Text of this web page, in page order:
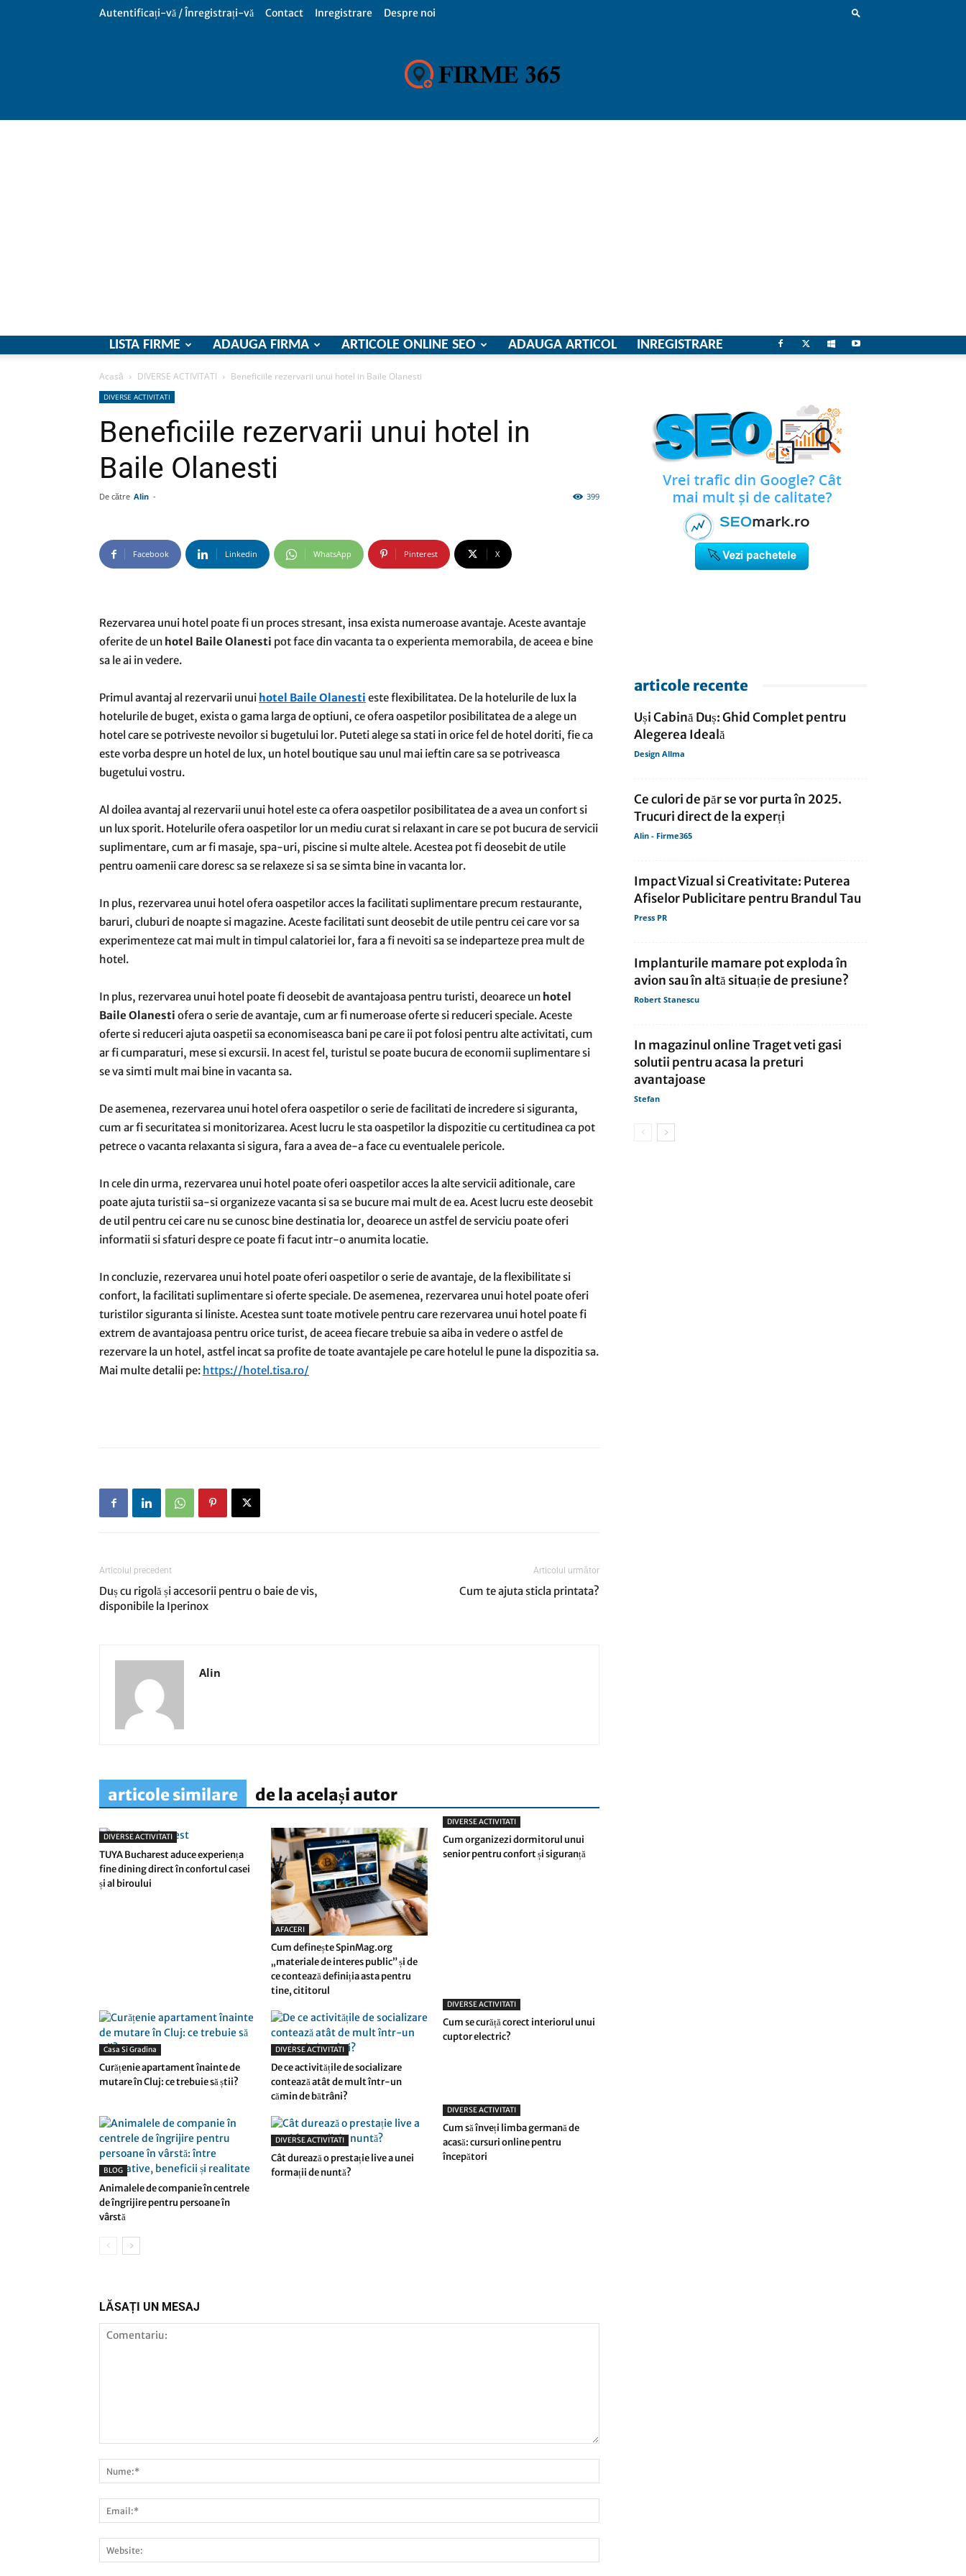
Autentificați-vă / Înregistrați-vă Contact Inregistrare Despre noi
de
LISTA FIRME ADAUGA FIRMA ARTICOLE ONLINE SEO ADAUGA ARTICOL INREGISTRARE
Acasă DIVERSE ACTIVITATI Beneficiile rezervarii unui hotel in Baile Olanesti
DIVERSE ACTIVITATI
Beneficiile rezervarii unui hotel in
Baile Olanesti
De către Alin - 399
Facebook Linkedin WhatsApp Pinterest X
Rezervarea unui hotel poate fi un proces stresant, insa exista numeroase avantaje. Aceste avantaje
oferite de un hotel Baile Olanesti pot face din vacanta ta o experienta memorabila, de aceea e bine
sa le ai in vedere.
Primul avantaj al rezervarii unui hotel Baile Olanesti este flexibilitatea. De la hotelurile de lux la
hotelurile de buget, exista o gama larga de optiuni, ce ofera oaspetilor posibilitatea de a alege un
hotel care se potriveste nevoilor si bugetului lor. Puteti alege sa stati in orice fel de hotel doriti, fie ca
este vorba despre un hotel de lux, un hotel boutique sau unul mai ieftin care sa se potriveasca
bugetului vostru.
Al doilea avantaj al rezervarii unui hotel este ca ofera oaspetilor posibilitatea de a avea un confort si
un lux sporit. Hotelurile ofera oaspetilor lor un mediu curat si relaxant in care se pot bucura de servicii
suplimentare, cum ar fi masaje, spa-uri, piscine si multe altele. Acestea pot fi deosebit de utile
pentru oamenii care doresc sa se relaxeze si sa se simta bine in vacanta lor.
In plus, rezervarea unui hotel ofera oaspetilor acces la facilitati suplimentare precum restaurante,
baruri, cluburi de noapte si magazine. Aceste facilitati sunt deosebit de utile pentru cei care vor sa
experimenteze cat mai mult in timpul calatoriei lor, fara a fi nevoiti sa se indeparteze prea mult de
hotel.
In plus, rezervarea unui hotel poate fi deosebit de avantajoasa pentru turisti, deoarece un hotel
Baile Olanesti ofera o serie de avantaje, cum ar fi numeroase oferte si reduceri speciale. Aceste
oferte si reduceri ajuta oaspetii sa economiseasca bani pe care ii pot folosi pentru alte activitati, cum
ar fi cumparaturi, mese si excursii. In acest fel, turistul se poate bucura de economii suplimentare si
se va simti mult mai bine in vacanta sa.
De asemenea, rezervarea unui hotel ofera oaspetilor o serie de facilitati de incredere si siguranta,
cum ar fi securitatea si monitorizarea. Acest lucru le sta oaspetilor la dispozitie cu certitudinea ca pot
petrece o vacanta relaxanta si sigura, fara a avea de-a face cu eventualele pericole.
In cele din urma, rezervarea unui hotel poate oferi oaspetilor acces la alte servicii aditionale, care
poate ajuta turistii sa-si organizeze vacanta si sa se bucure mai mult de ea. Acest lucru este deosebit
de util pentru cei care nu se cunosc bine destinatia lor, deoarece un astfel de serviciu poate oferi
informatii si sfaturi despre ce poate fi facut intr-o anumita locatie.
In concluzie, rezervarea unui hotel poate oferi oaspetilor o serie de avantaje, de la flexibilitate si
confort, la facilitati suplimentare si oferte speciale. De asemenea, rezervarea unui hotel poate oferi
turistilor siguranta si liniste. Acestea sunt toate motivele pentru care rezervarea unui hotel poate fi
extrem de avantajoasa pentru orice turist, de aceea fiecare trebuie sa aiba in vedere o astfel de
rezervare la un hotel, astfel incat sa profite de toate avantajele pe care hotelul le pune la dispozitia sa.
Mai multe detalii pe: https://hotel.tisa.ro/
Articolul precedent
Duș cu rigolă și accesorii pentru o baie de vis,
disponibile la Iperinox
Articolul următor
Cum te ajuta sticla printata?
Alin
articole similare de la același autor
DIVERSE ACTIVITATI
TUYA Bucharest aduce experiența
fine dining direct în confortul casei
și al biroului
AFACERI
Cum definește SpinMag.org
„materiale de interes public” și de
ce contează definiția asta pentru
tine, cititorul
DIVERSE ACTIVITATI
Cum organizezi dormitorul unui
senior pentru confort și siguranță
Casa Si Gradina
Curățenie apartament înainte de
mutare în Cluj: ce trebuie să știi?
DIVERSE ACTIVITATI
De ce activitățile de socializare
contează atât de mult într-un
cămin de bătrâni?
DIVERSE ACTIVITATI
Cum se curăță corect interiorul unui
cuptor electric?
BLOG
Animalele de companie în centrele
de îngrijire pentru persoane în
vârstă
DIVERSE ACTIVITATI
Cât durează o prestație live a unei
formații de nuntă?
DIVERSE ACTIVITATI
Cum să înveți limba germană de
acasă: cursuri online pentru
începători
LĂSAȚI UN MESAJ
articole recente
Uși Cabină Duș: Ghid Complet pentru
Alegerea Ideală
Design Allma
Ce culori de păr se vor purta în 2025.
Trucuri direct de la experți
Alin - Firme365
Impact Vizual si Creativitate: Puterea
Afiselor Publicitare pentru Brandul Tau
Press PR
Implanturile mamare pot exploda în
avion sau în altă situație de presiune?
Robert Stanescu
In magazinul online Traget veti gasi
solutii pentru acasa la preturi
avantajoase
Stefan